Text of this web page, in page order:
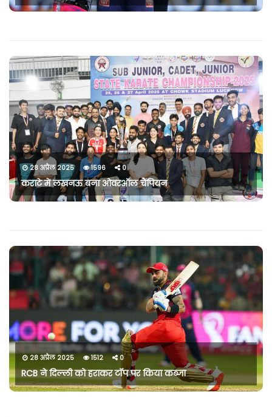
28 अप्रैल 2025 1596 0
कराटे में लखनऊ बना ओवरऑल चैंपियन
28 अप्रैल 2025 1512 0
RCB ने दिल्ली को हराकर टॉप पर किया कब्जा